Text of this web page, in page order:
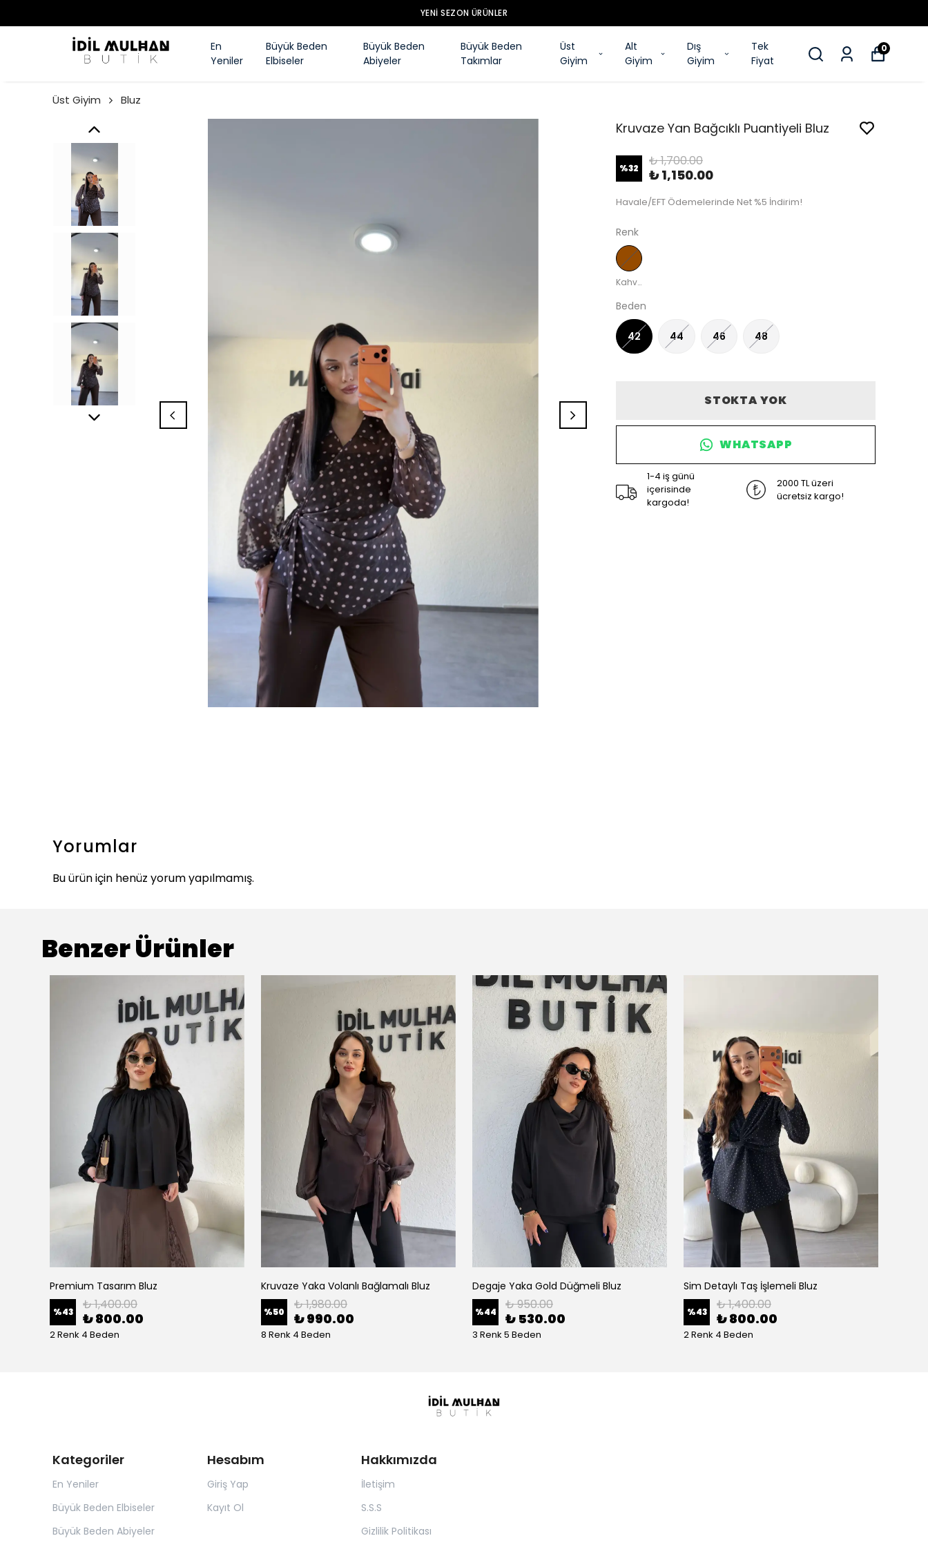
YENI SEZON ÜRÜNLER
En
Yeniler
Büyük Beden
Elbiseler
Büyük Beden
Abiyeler
Büyük Beden
Takımlar
Üst
Giyim
Alt
Giyim
Dış
Giyim
Tek
Fiyat
0
Üst Giyim Bluz
Kruvaze Yan Bağcıklı Puantiyeli Bluz
%32 ₺ 1,700.00
₺ 1,150.00
Havale/EFT Ödemelerinde Net %5 İndirim!
Renk
Kahverengi
Beden
42 44 46 48
STOKTA YOK
WHATSAPP
1-4 iş günü
içerisinde
kargoda!
2000 TL üzeri
ücretsiz kargo!
Yorumlar
Bu ürün için henüz yorum yapılmamış.
Benzer Ürünler
Premium Tasarım Bluz
%43 ₺ 1,400.00
₺ 800.00
2 Renk 4 Beden
Kruvaze Yaka Volanlı Bağlamalı Bluz
%50 ₺ 1,980.00
₺ 990.00
8 Renk 4 Beden
Degaje Yaka Gold Düğmeli Bluz
%44 ₺ 950.00
₺ 530.00
3 Renk 5 Beden
Sim Detaylı Taş İşlemeli Bluz
%43 ₺ 1,400.00
₺ 800.00
2 Renk 4 Beden
Kategoriler
En Yeniler
Büyük Beden Elbiseler
Büyük Beden Abiyeler
Hesabım
Giriş Yap
Kayıt Ol
Hakkımızda
İletişim
S.S.S
Gizlilik Politikası